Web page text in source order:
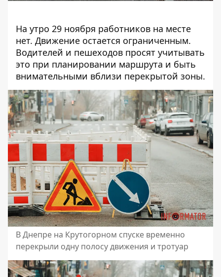
На утро 29 ноября работников на месте
нет. Движение остается ограниченным.
Водителей и пешеходов просят учитывать
это при планировании маршрута и быть
внимательными вблизи перекрытой зоны.
В Днепре на Крутогорном спуске временно
перекрыли одну полосу движения и тротуар